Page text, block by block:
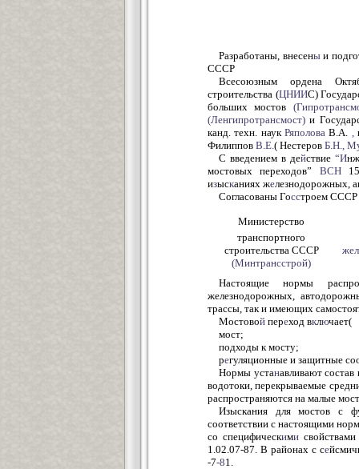
Разработаны, внесеныи
СССР
Всесоюзным ордена
строительства (ЦНИИС)
больших мостов
(Ленгипротрансмост) и
канд. техн. наук Ряполова В.А. ,
Филиппов В.Е.( Нестеров Б.Н.,
С введением в действие“И
мостовых переходов” ВСН
изысканиях железнодорожных,
Согласованы Госстроем СССР
Министерство
транспортного
строительства СССР
(Минтрансстрой)
Настоящие нормы
железнодорожных,
трассы, так и имеющих
Мостовой переход включает(
мост;
подходы к мосту;
регуляционные и защитные
Нормы устанавливают
водотоки, перекрываемые
распространяются на малые
Изыскания для мостов с
соответствии с настоящими
со специфическимисвойствами
1.02.07-87. В районах с се
-7-81.